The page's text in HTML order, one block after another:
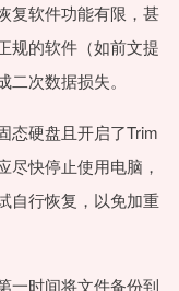
复软件功能有限，甚
规的软件（如前文提
次数据损失。
态硬盘且开启了Trim
尽快停止使用电脑，
自行恢复，以免加重
一时间将文件备份到